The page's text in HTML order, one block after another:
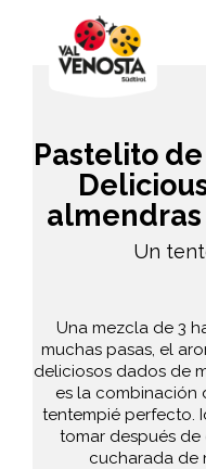
Pastelito
almendras
Un
Una mezcla de 3
muchas pasas, el
deliciosos dados de
es la combinación
tentempié perfecto.
tomar después
cucharada de